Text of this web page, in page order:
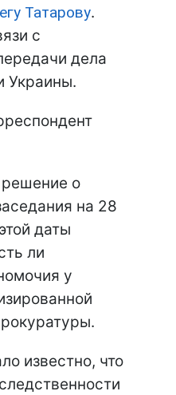
Татарову.
с
дела
Украины.
решение о
на 28
даты
ли
у
известно, что